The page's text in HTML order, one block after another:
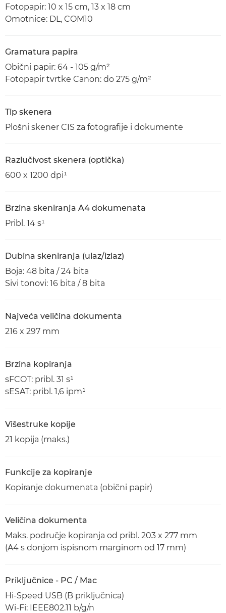
Fotopapir: 10 x 15 cm, 13 x 18 cm
Omotnice: DL, COM10
Gramatura papira
Obični papir: 64 - 105 g/m²
Fotopapir tvrtke Canon: do 275 g/m²
Tip skenera
Plošni skener CIS za fotografije i dokumente
Razlučivost skenera (optička)
600 x 1200 dpi¹
Brzina skeniranja A4 dokumenata
Pribl. 14 s¹
Dubina skeniranja (ulaz/izlaz)
Boja: 48 bita / 24 bita
Sivi tonovi: 16 bita / 8 bita
Najveća veličina dokumenta
216 x 297 mm
Brzina kopiranja
sFCOT: pribl. 31 s¹
sESAT: pribl. 1,6 ipm¹
Višestruke kopije
21 kopija (maks.)
Funkcije za kopiranje
Kopiranje dokumenata (obični papir)
Veličina dokumenta
Maks. područje kopiranja od pribl. 203 x 277 mm
(A4 s donjom ispisnom marginom od 17 mm)
Priključnice - PC / Mac
Hi-Speed USB (B priključnica)
Wi-Fi: IEEE802.11 b/g/n